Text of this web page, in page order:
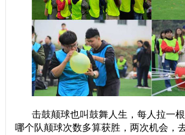
击鼓颠球也叫鼓舞人生，每人拉一
哪个队颠球次数多算获胜，两次机会，